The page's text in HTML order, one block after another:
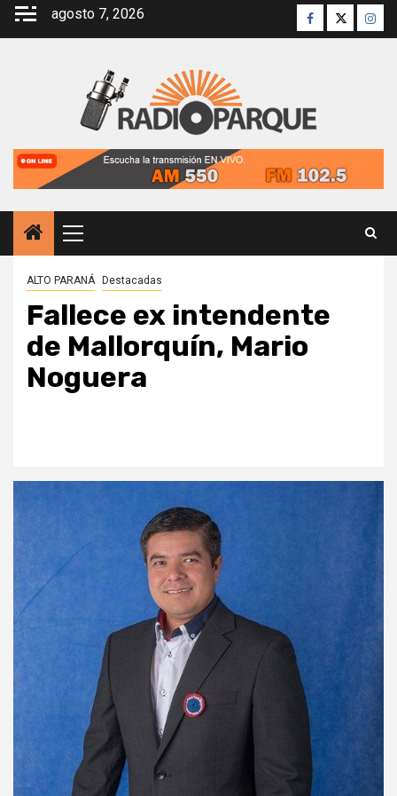
Saltar
agosto 7, 2026 Facebook
Twitter
Menú
principal
ALTO PARANÁ Destacadas
Fallece ex intendente
de Mallorquín, Mario
Noguera